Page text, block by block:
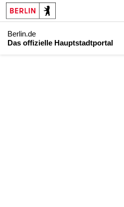
Berlin.de
Das offizielle Hauptstadtportal